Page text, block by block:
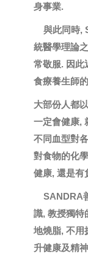
身事業.
與此同時,
統醫學理論
常敬服. 因此
食療養生師
大部份人都
一定會健康,
不同血型對
對食物的化
健康, 還是有
SANDRA
識, 教授獨特
地燒脂, 不用
升健康及精